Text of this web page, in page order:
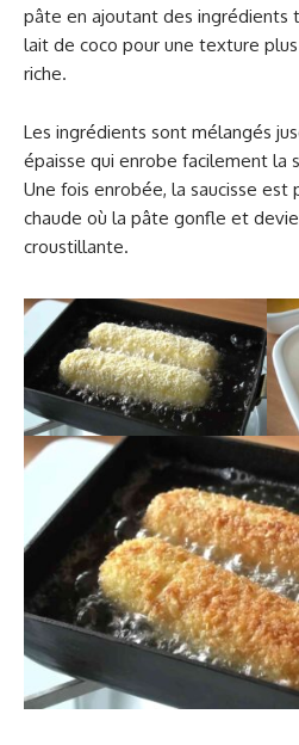
pâte en ajoutant des ingrédients
lait de coco pour une texture
riche.
Les ingrédients sont mélangés
épaisse qui enrobe facilement la
Une fois enrobée, la saucisse est
chaude où la pâte gonfle et
croustillante.